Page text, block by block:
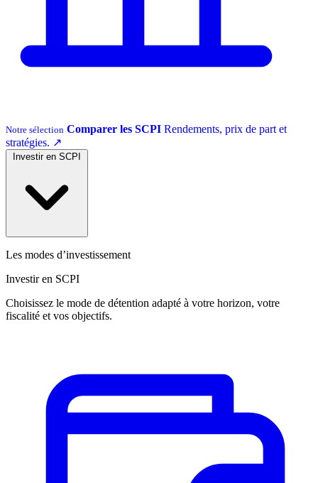
Notre sélection Comparer les SCPI Rendements, prix de part et
stratégies. ↗
Investir en SCPI
Les modes d’investissement
Investir en SCPI
Choisissez le mode de détention adapté à votre horizon, votre
fiscalité et vos objectifs.